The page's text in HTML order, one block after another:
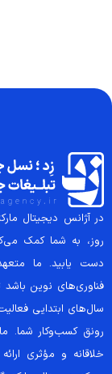
در آژانس دیجیتال
روز، به شما کمک
دست یابید. ما
فناوری‌های نوین باشد
سال‌های ابتدایی
رونق کسب‌وکار شما. ما
خلاقانه و مؤثری